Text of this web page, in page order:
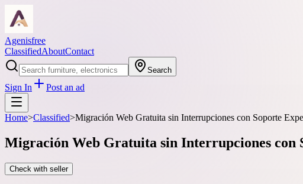
Agenisfree
ClassifiedAboutContact
Search
Sign In Post an ad
Home>Classified>Migración Web Gratuita sin Interrupciones con Soporte
Migración Web Gratuita sin Interrupciones con
Check with seller